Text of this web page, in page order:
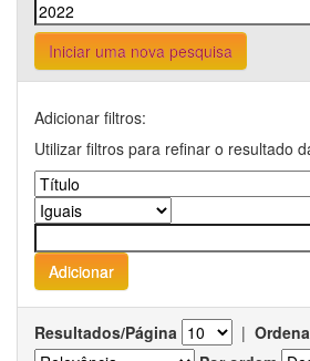
Iniciar uma nova pesquisa
Adicionar filtros:
Utilizar filtros para refinar o resultado
Resultados/Página |